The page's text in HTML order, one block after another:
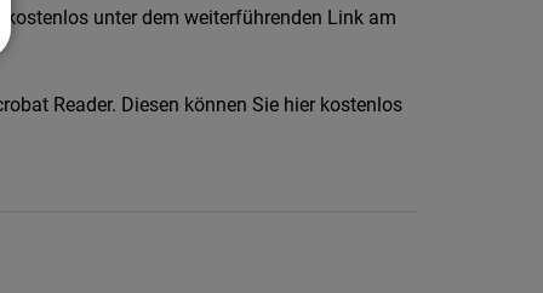
kostenlos unter dem weiterführenden Link am
Reader. Diesen können Sie hier kostenlos